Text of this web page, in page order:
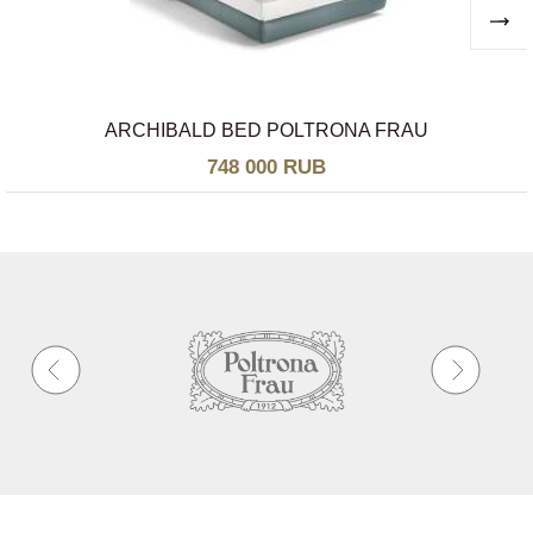
ARCHIBALD BED POLTRONA FRAU
748 000 RUB